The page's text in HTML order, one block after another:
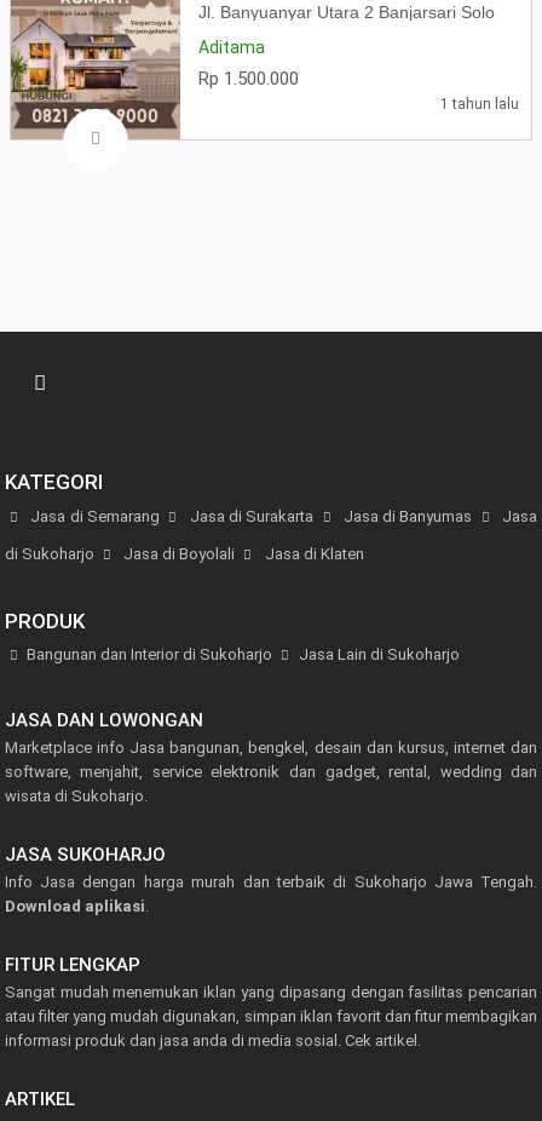
Jl. Banyuanyar Utara 2 Banjarsari Solo
Aditama
Rp 1.500.000
1 tahun lalu
KATEGORI
Jasa di Semarang Jasa di Surakarta Jasa di Banyumas Jasa
di Sukoharjo Jasa di Boyolali Jasa di Klaten
PRODUK
Bangunan dan Interior di Sukoharjo Jasa Lain di Sukoharjo
JASA DAN LOWONGAN
Marketplace info Jasa bangunan, bengkel, desain dan kursus, internet dan
software, menjahit, service elektronik dan gadget, rental, wedding dan
wisata di Sukoharjo.
JASA SUKOHARJO
Info Jasa dengan harga murah dan terbaik di Sukoharjo Jawa Tengah.
Download aplikasi
FITUR LENGKAP
Sangat mudah menemukan iklan yang dipasang dengan fasilitas pencarian
atau filter yang mudah digunakan, simpan iklan favorit dan fitur membagikan
informasi produk dan jasa anda di media sosial. Cek artikel.
ARTIKEL